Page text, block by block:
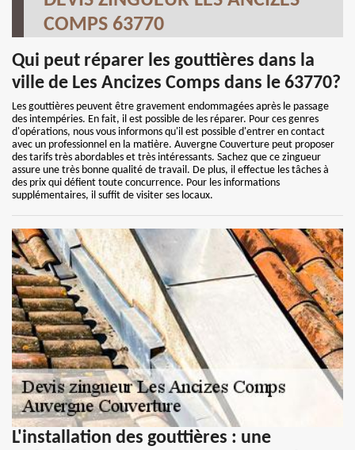
COMPS 63770
Qui peut réparer les gouttières dans la
ville de Les Ancizes Comps dans le 63770?
Les gouttières peuvent être gravement endommagées après le passage
des intempéries. En fait, il est possible de les réparer. Pour ces genres
d'opérations, nous vous informons qu'il est possible d'entrer en contact
avec un professionnel en la matière. Auvergne Couverture peut proposer
des tarifs très abordables et très intéressants. Sachez que ce zingueur
assure une très bonne qualité de travail. De plus, il effectue les tâches à
des prix qui défient toute concurrence. Pour les informations
supplémentaires, il suffit de visiter ses locaux.
L'installation des gouttières : une